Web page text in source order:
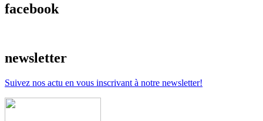
facebook
newsletter
Suivez nos actu en vous inscrivant à notre newsletter!